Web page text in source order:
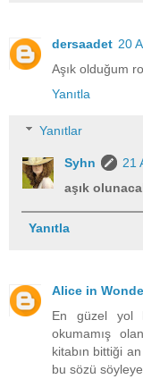
dersaadet 20
Aşık olduğum
Yanıtla
Yanıtlar
Syhn
21
aşık
Yanıtla
Alice in
En güzel yol
okumamış
kitabın bittiği
bu sözü